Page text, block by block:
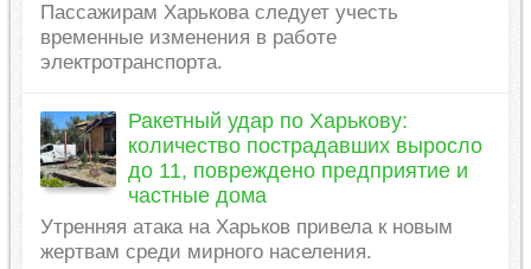
Пассажирам Харькова следует учесть
временные изменения в работе
электротранспорта.
Ракетный удар по Харькову:
количество пострадавших выросло
до 11, повреждено предприятие и
частные дома
Утренняя атака на Харьков привела к новым
жертвам среди мирного населения.